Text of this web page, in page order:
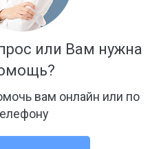
Коми. Я проживаю в
Я законопослушный
закон по разным статьям
что это не я совершал
или Вам нужна
вам онлайн или по